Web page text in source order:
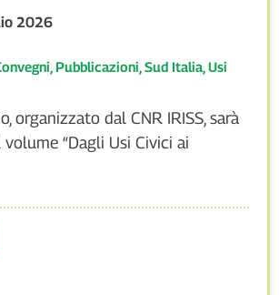
2026
, Pubblicazioni, Sud Italia, Usi
organizzato dal CNR IRISS, sarà
“Dagli Usi Civici ai